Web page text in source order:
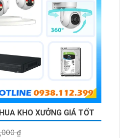
KHO XƯỞNG GIÁ TỐT
₫